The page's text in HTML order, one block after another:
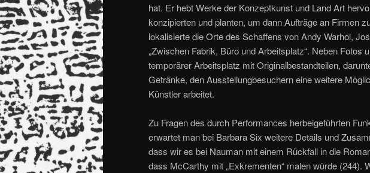
hat. Er hebt Werke der Konzeptkunst und Land Art
konzipierten und planten, um dann Aufträge an Firmen
lokalisierte die Orte des Schaffens von Andy Warhol,
„Zwischen Fabrik, Büro und Arbeitsplatz“. Neben Fotos
temporärer Arbeitsplatz mit Originalbestandteilen,
Getränke, den Ausstellungbesuchern eine weitere
Künstler arbeitet.
Zu Fragen des durch Performances herbeigeführten
erwartet man bei Barbara Six weitere Details und
dass wir es bei Nauman mit einem Rückfall in die
dass McCarthy mit „Exkrementen“ malen würde (244).